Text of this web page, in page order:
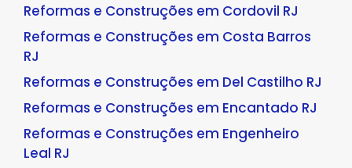
Reformas e Construções em Cordovil RJ
Reformas e Construções em Costa Barros
RJ
Reformas e Construções em Del Castilho RJ
Reformas e Construções em Encantado RJ
Reformas e Construções em Engenheiro
Leal RJ